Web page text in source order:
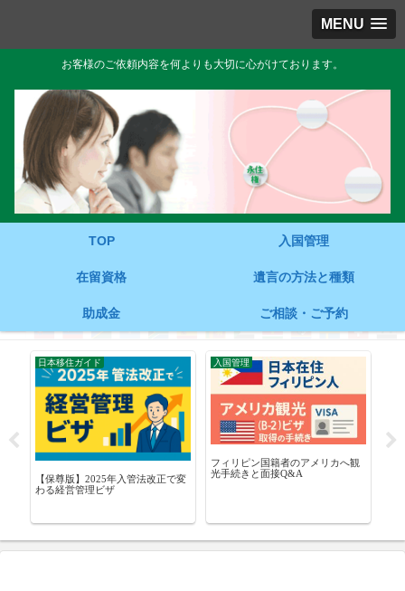
MENU
お客様のご依頼内容を何よりも大切に心がけております。
TOP 入国管理
在留資格 遺言の方法と種類
助成金 ご相談・ご予約
日本移住ガイド
【保尊版】2025年入管法改正で変
わる経営管理ビザ
入国管理
フィリピン国籍者のアメリカへ観
光手続きと面接Q&A